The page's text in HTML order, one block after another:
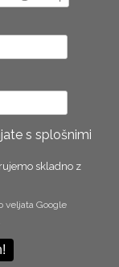
s splošnimi
skladno z
veljata Google